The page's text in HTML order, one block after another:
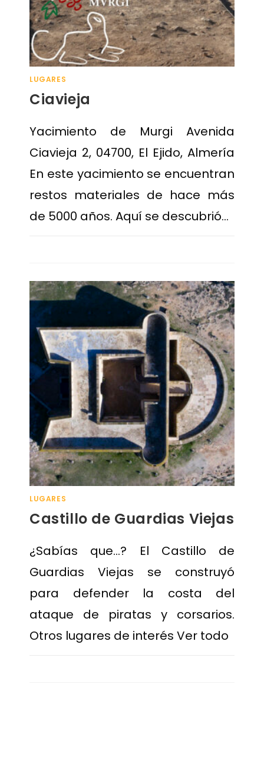
LUGARES
Ciavieja
Yacimiento de Murgi Avenida
Ciavieja 2, 04700, El Ejido, Almería
En este yacimiento se encuentran
restos materiales de hace más
de 5000 años. Aquí se descubrió…
LUGARES
Castillo de Guardias Viejas
¿Sabías que…? El Castillo de
Guardias Viejas se construyó
para defender la costa del
ataque de piratas y corsarios.
Otros lugares de interés Ver todo